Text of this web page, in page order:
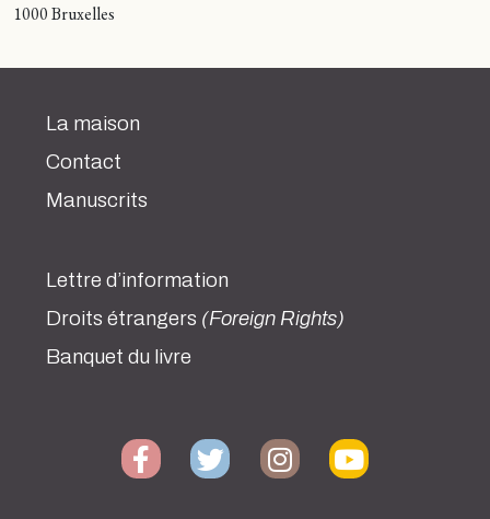
1000 Bruxelles
La maison
Contact
Manuscrits
Lettre d’information
Droits étrangers (Foreign Rights)
Banquet du livre